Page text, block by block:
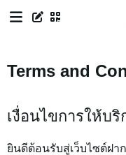
Terms and
เงื่อนไขการให้บริ
ยินดีต้อนรับสู่เว็บไซต์ฝา